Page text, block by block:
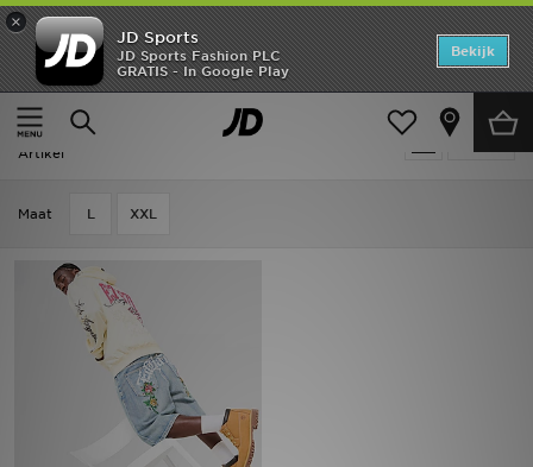
×
JD Sports
JD Sports Fashion PLC
GRATIS - In Google Play
Bekijk
Thuis
Heren Herenkleding Shorts
Heren - Ed Hardy Shorts
Artikel
Maat L XXL
Home
Offers
New In
Collecties